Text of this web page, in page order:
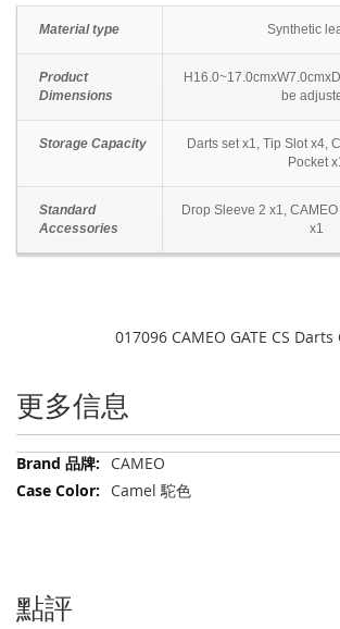
Material type Synthetic
Product
Dimensions
be
Storage Capacity
Darts set x1, Tip Slot x4,
Pocket
Standard
Accessories
Drop Sleeve 2 x1,
x1
017096 CAMEO GATE CS Darts
更多信息
更
多
CAMEO
Camel 駝色
點評